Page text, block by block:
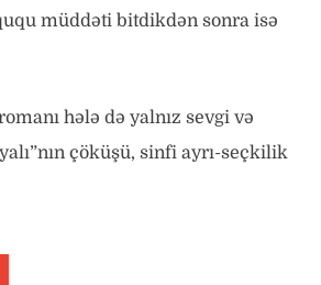
müddəti bitdikdən sonra isə
hələ də yalnız sevgi və
çöküşü, sinfi ayrı-seçkilik